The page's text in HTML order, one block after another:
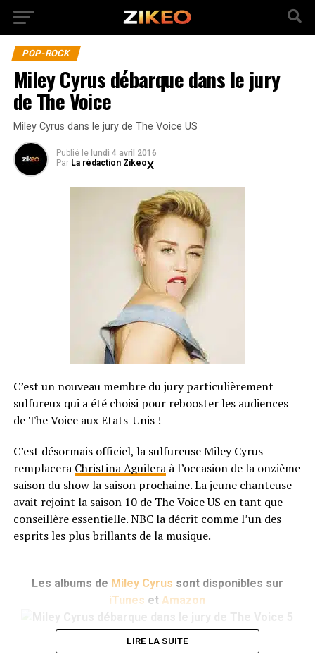
POP-ROCK
Miley Cyrus débarque dans le jury
de The Voice
Miley Cyrus dans le jury de The Voice US
Publié le lundi 4 avril 2016
Par La rédaction Zikeo
C’est un nouveau membre du jury particulièrement
sulfureux qui a été choisi pour rebooster les audiences
de The Voice aux Etats-Unis !
C’est désormais officiel, la sulfureuse Miley Cyrus
remplacera Christina Aguileraà l’occasion de la onzième
saison du show la saison prochaine. La jeune chanteuse
avait rejoint la saison 10 de The Voice US en tant que
conseillère essentielle. NBC la décrit comme l’un des
esprits les plus brillants de la musique.
Les albums de Miley Cyrus sont disponibles sur
iTunes etAmazon
LIRE LA SUITE